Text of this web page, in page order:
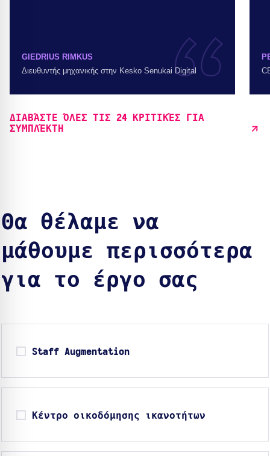
GIEDRIUS RIMKUS
Διευθυντής μηχανικής στην Kesko Senukai Digital
ΔΙΑΒΆΣΤΕ ΌΛΕΣ ΤΙΣ 24 ΚΡΙΤΙΚΈΣ ΓΙΑ
ΣΥΜΠΛΈΚΤΗ
Θα θέλαμε να
μάθουμε περισσότερα
για το έργο σας
Staff Augmentation
Κέντρο οικοδόμησης ικανοτήτων